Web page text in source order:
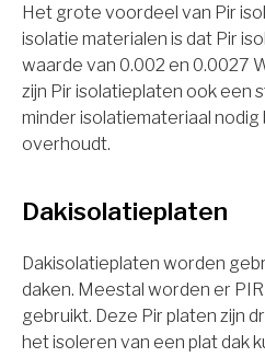
Het grote voordeel van Pir
isolatie materialen is dat Pir
waarde van 0.002 en 0.0027
zijn Pir isolatieplaten ook een
minder isolatiemateriaal
overhoudt.
Dakisolatieplaten
Dakisolatieplaten worden
daken. Meestal worden er
gebruikt. Deze Pir platen zijn
het isoleren van een plat dak